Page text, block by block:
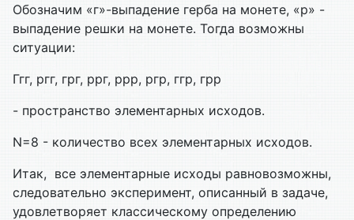
Обозначим «г»-выпадение герба на монете, «р» -
выпадение решки на монете. Тогда возможны
ситуации:
Ггг, ргг, грг, ррг, ррр, ргр, ггр, грр
- пространство элементарных исходов.
N=8 - количество всех элементарных исходов.
Итак, все элементарные исходы равновозможны,
следовательно эксперимент, описанный в задаче,
удовлетворяет классическому определению